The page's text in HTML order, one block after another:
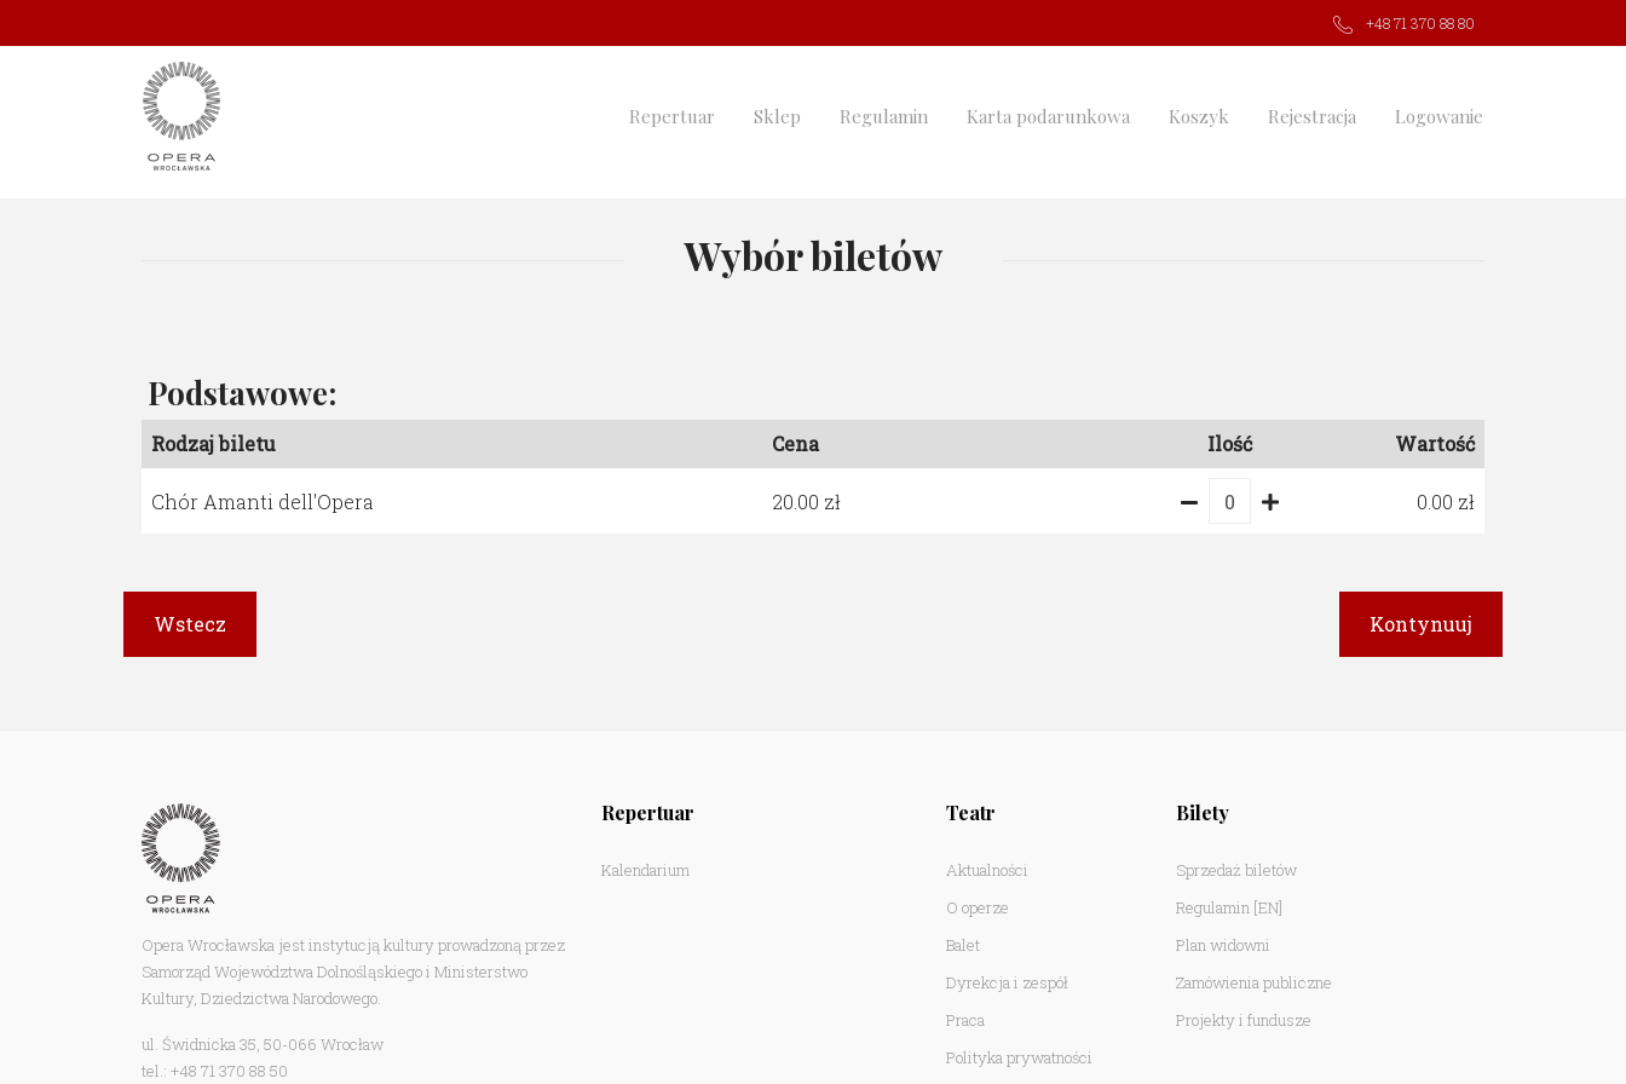
+48 71 370 88 80
Repertuar Sklep Regulamin Karta podarunkowa Koszyk Rejestracja Logowanie
Wybór biletów
Podstawowe:
Rodzaj biletu Cena Ilość Wartość
Chór Amanti dell'Opera 20.00 0.00
Opera Wrocławska jest instytucją kultury prowadzoną przez
Samorząd Województwa Dolnośląskiego i Ministerstwo
Kultury, Dziedzictwa Narodowego.
ul. Świdnicka 35, 50-066 Wrocław
tel.: +48 71 370 88 50
Repertuar
Kalendarium
Teatr
Aktualności
O operze
Balet
Dyrekcja i zespół
Praca
Polityka prywatności
Bilety
Sprzedaż biletów
Regulamin [EN]
Plan widowni
Zamówienia publiczne
Projekty i fundusze